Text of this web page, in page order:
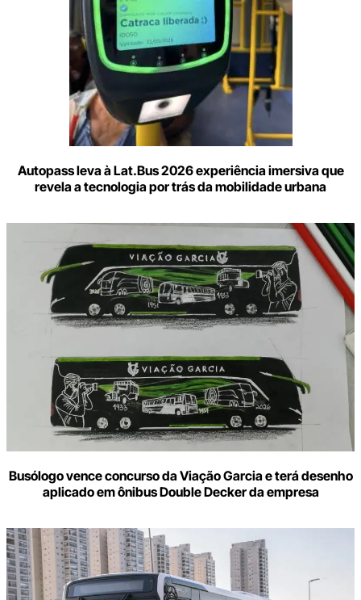
Autopass leva à Lat.Bus 2026 experiência imersiva que
revela a tecnologia por trás da mobilidade urbana
Busólogo vence concurso da Viação Garcia e terá desenho
aplicado em ônibus Double Decker da empresa